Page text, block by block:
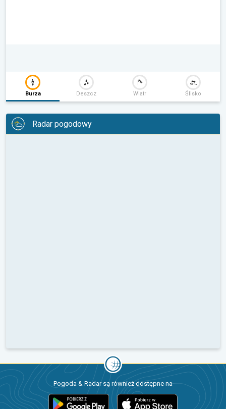
Burza Deszcz Wiatr Ślisko
Radar pogodowy
Pogoda & Radar są również dostępne na